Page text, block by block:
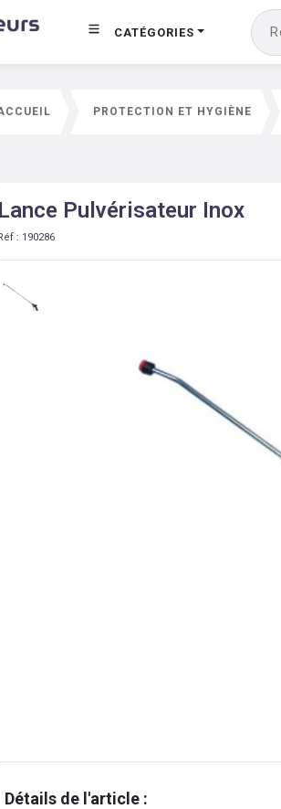
CATÉGORIES
PROTECTION ET HYGIÈNE
Lance Pulvérisateur Inox
: 190286
Détails de l'article :